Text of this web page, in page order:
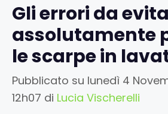
Gli errori da
assolutamente
le scarpe in
Pubblicato su lunedì 4
12h07 di Lucia Vischerelli